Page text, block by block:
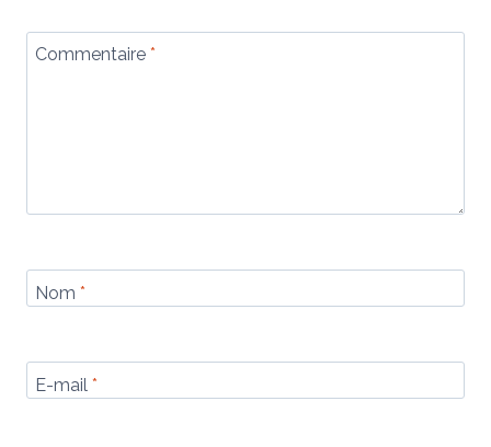
Commentaire *
Nom *
E-mail *